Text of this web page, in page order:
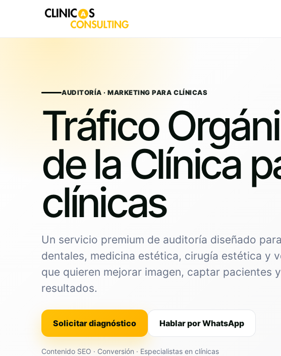
AUDITORÍA · MARKETING PARA CLÍNICAS
Tráfico
de la Clínica
clínicas
Un servicio premium de auditoría diseñado
dentales, medicina estética, cirugía estética y
que quieren mejorar imagen, captar pacientes
resultados.
Solicitar diagnóstico Hablar por WhatsApp
Contenido SEO · Conversión · Especialistas en clínicas